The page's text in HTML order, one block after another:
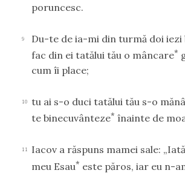
poruncesc.
9
Du-te de ia-mi din turmă doi iezi
fac din ei tatălui tău o mâncare*
cum îi place;
10
tu ai s-o duci tatălui tău s-o
te binecuvânteze* înainte de
11
Iacov a răspuns mamei sale:
meu Esau* este păros, iar eu n-